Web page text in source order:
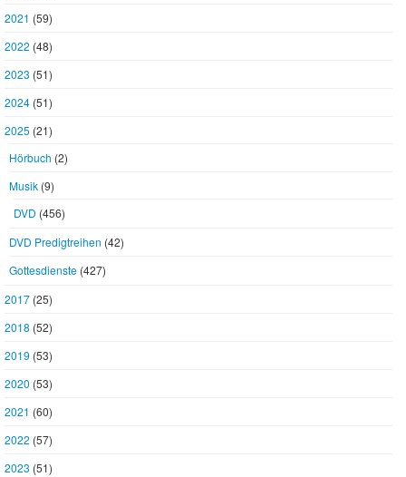
2021 (59)
2022 (48)
2023 (51)
2024 (51)
2025 (21)
Hörbuch (2)
Musik (9)
DVD (456)
DVD Predigtreihen (42)
Gottesdienste (427)
2017 (25)
2018 (52)
2019 (53)
2020 (53)
2021 (60)
2022 (57)
2023 (51)